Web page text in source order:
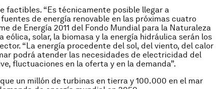
factibles. “Es técnicamente posible llegar a
de energía renovable en las próximas cuatro
de Energía 2011 del Fondo Mundial para la Naturaleza
eólica, solar, la biomasa y la energía hidráulica serán los
“La energía procedente del sol, del viento, del calor
podrá atender las necesidades de electricidad del
fluctuaciones en la oferta y en la demanda”.
un millón de turbinas en tierra y 100.000 en el mar